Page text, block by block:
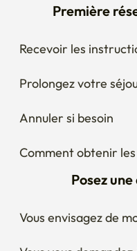
Prolongez votre
Annuler si besoin
Comment obtenir les
Posez
Vous envisagez de
Vous vous